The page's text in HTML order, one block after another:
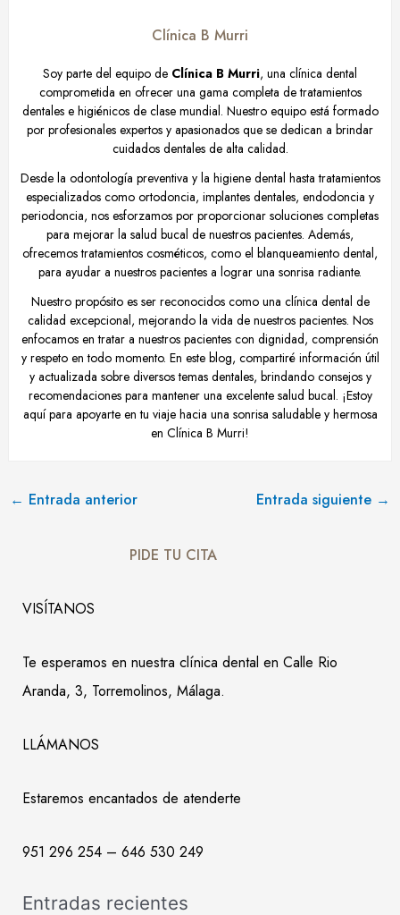
Clínica B Murri
Soy parte del equipo de Clínica B Murri, una clínica dental
comprometida en ofrecer una gama completa de tratamientos
dentales e higiénicos de clase mundial. Nuestro equipo está formado
por profesionales expertos y apasionados que se dedican a brindar
cuidados dentales de alta calidad.
Desde la odontología preventiva y la higiene dental hasta tratamientos
especializados como ortodoncia, implantes dentales, endodoncia y
periodoncia, nos esforzamos por proporcionar soluciones completas
para mejorar la salud bucal de nuestros pacientes. Además,
ofrecemos tratamientos cosméticos, como el blanqueamiento dental,
para ayudar a nuestros pacientes a lograr una sonrisa radiante.
Nuestro propósito es ser reconocidos como una clínica dental de
calidad excepcional, mejorando la vida de nuestros pacientes. Nos
enfocamos en tratar a nuestros pacientes con dignidad, comprensión
y respeto en todo momento. En este blog, compartiré información útil
y actualizada sobre diversos temas dentales, brindando consejos y
recomendaciones para mantener una excelente salud bucal. ¡Estoy
aquí para apoyarte en tu viaje hacia una sonrisa saludable y hermosa
en Clínica B Murri!
← Entrada anterior Entrada siguiente →
PIDE TU CITA
VISÍTANOS
Te esperamos en nuestra clínica dental en Calle Rio
Aranda, 3, Torremolinos, Málaga.
LLÁMANOS
Estaremos encantados de atenderte
951 296 254 – 646 530 249
Entradas recientes